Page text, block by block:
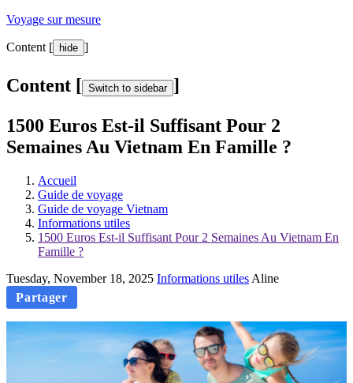
Voyage sur mesure
Content [ hide ]
Content [ Switch to sidebar ]
1500 Euros Est-il Suffisant Pour 2
Semaines Au Vietnam En Famille ?
Accueil
Guide de voyage
Guide de voyage Vietnam
Informations utiles
1500 Euros Est-il Suffisant Pour 2 Semaines Au Vietnam En
Famille ?
Tuesday, November 18, 2025 Informations utiles Aline
Partager